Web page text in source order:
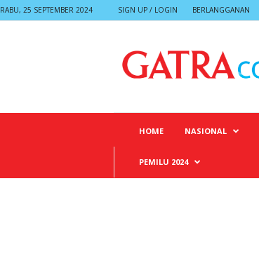
RABU, 25 SEPTEMBER 2024 SIGN UP / LOGIN BERLANGGANAN
HOME NASIONAL
PEMILU 2024